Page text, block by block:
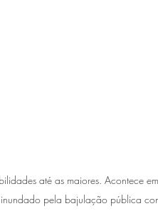
até as maiores. Acontece
pela bajulação pública